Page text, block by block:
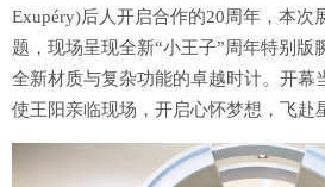
Exupéry)后人开启合作的20周年，本次
题，现场呈现全新“小王子”周年特别版
全新材质与复杂功能的卓越时计。开幕
使王阳亲临现场，开启心怀梦想，飞赴